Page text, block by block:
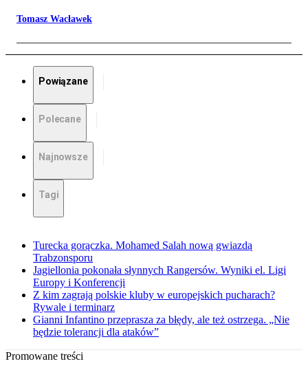
Tomasz Wacławek
Powiązane
Polecane
Najnowsze
Tagi
Turecka gorączka. Mohamed Salah nową gwiazdą
Trabzonsporu
Jagiellonia pokonała słynnych Rangersów. Wyniki el. Ligi
Europy i Konferencji
Z kim zagrają polskie kluby w europejskich pucharach?
Rywale i terminarz
Gianni Infantino przeprasza za błędy, ale też ostrzega. „Nie
będzie tolerancji dla ataków”
Promowane treści